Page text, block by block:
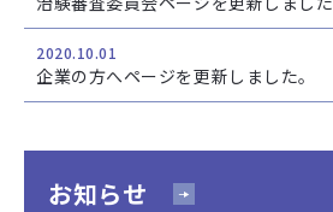
2020.10.01
企業の方へページを更新しました。
お知らせ